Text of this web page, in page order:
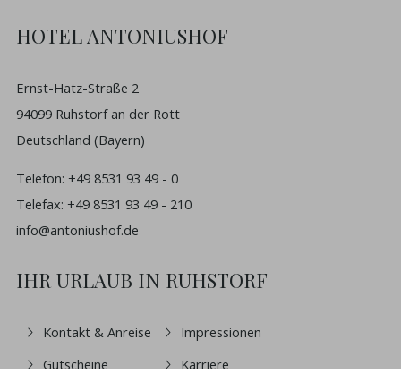
HOTEL ANTONIUSHOF
Ernst-Hatz-Straße 2
94099 Ruhstorf an der Rott
Deutschland (Bayern)
Telefon:+49 8531 93 49 - 0
Telefax: +49 8531 93 49 - 210
info@antoniushof.de
IHR URLAUB IN RUHSTORF
Kontakt & Anreise
Gutscheine
Impressionen
Karriere